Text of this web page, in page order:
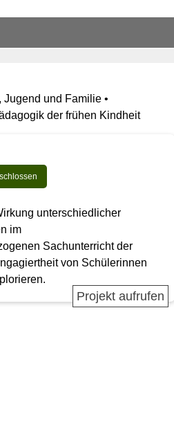
Jugend und Familie •
der frühen Kindheit
unterschiedlicher
im
Sachunterricht der
von Schülerinnen
Projekt aufrufen